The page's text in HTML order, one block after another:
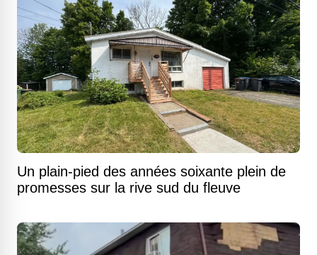
Un plain-pied des années soixante plein de
promesses sur la rive sud du fleuve